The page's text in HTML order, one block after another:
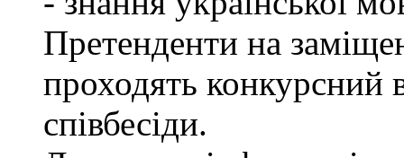
Претенденти на
проходять конкурсний
співбесіди.